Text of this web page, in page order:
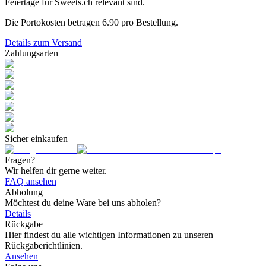
Die Portokosten betragen 6.90 pro Bestellung.
Details zum Versand
Zahlungsarten
Sicher einkaufen
Fragen?
Wir helfen dir gerne weiter.
FAQ ansehen
Abholung
Möchtest du deine Ware bei uns abholen?
Details
Rückgabe
Hier findest du alle wichtigen Informationen zu unseren
Rückgaberichtlinien.
Ansehen